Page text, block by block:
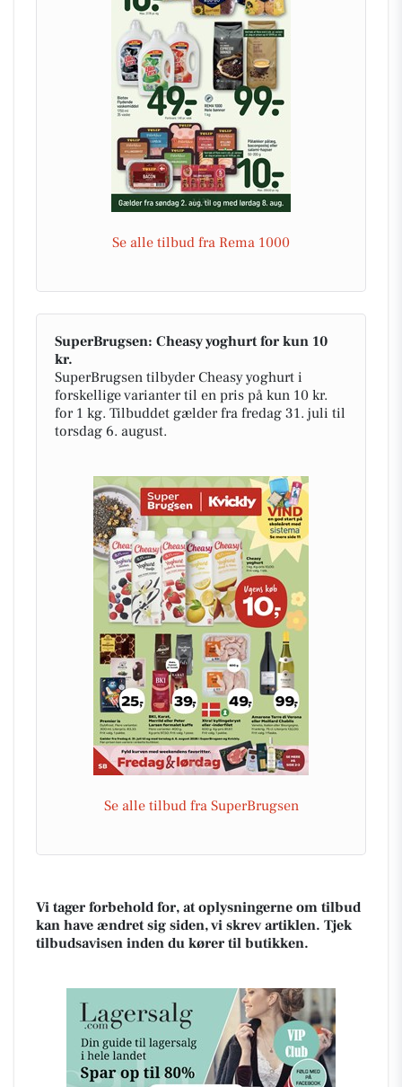
Se alle tilbud fra Rema 1000
SuperBrugsen: Cheasy yoghurt for kun 10
kr.
SuperBrugsen tilbyder Cheasy yoghurt i
forskellige varianter til en pris på kun 10 kr.
for 1 kg. Tilbuddet gælder fra fredag 31. juli til
torsdag 6. august.
Se alle tilbud fra SuperBrugsen
Vi tager forbehold for, at oplysningerne om tilbud
kan have ændret sig siden, vi skrev artiklen. Tjek
tilbudsavisen inden du kører til butikken.